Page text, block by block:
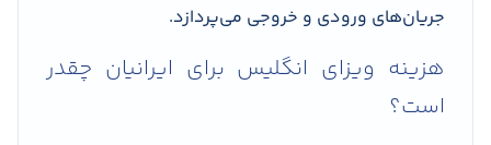
جریان‌های ورودی و خروجی می‌پردازد.
هزینه ویزای انگلیس برای ایرانیان چقدر
است؟